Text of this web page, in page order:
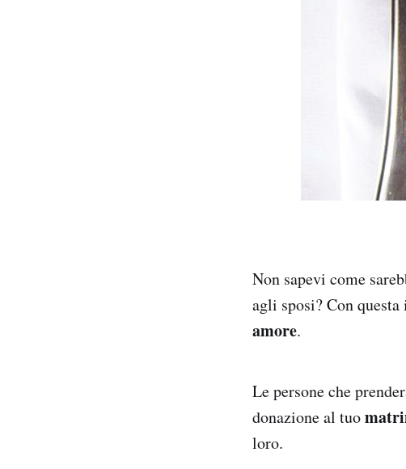
Non sapevi come
agli sposi? Con
amore.
Le persone che
donazione al tuo
loro.